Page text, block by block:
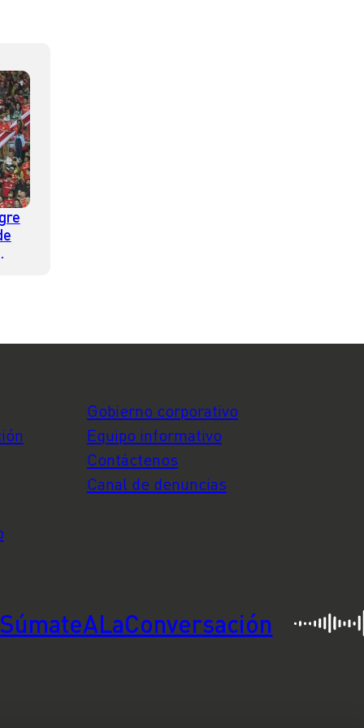
Gobierno corporativo
Equipo informativo
Contáctenos
Canal de denuncias
SúmateALaConversación